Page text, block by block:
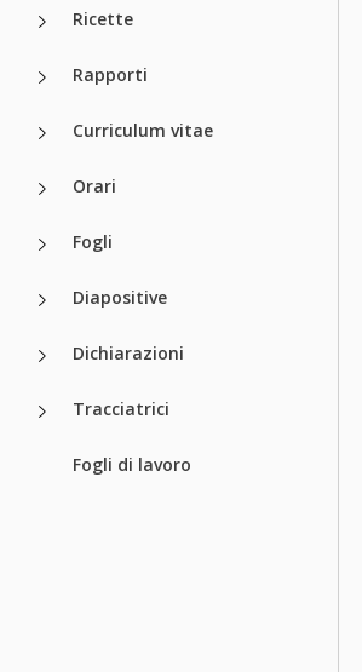
Ricette
Rapporti
Curriculum vitae
Orari
Fogli
Diapositive
Dichiarazioni
Tracciatrici
Fogli di lavoro